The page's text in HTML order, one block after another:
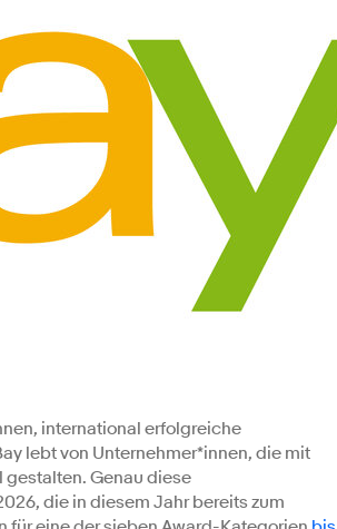
international erfolgreiche
lebt von Unternehmer*innen, die mit
Genau diese
die in diesem Jahr bereits zum